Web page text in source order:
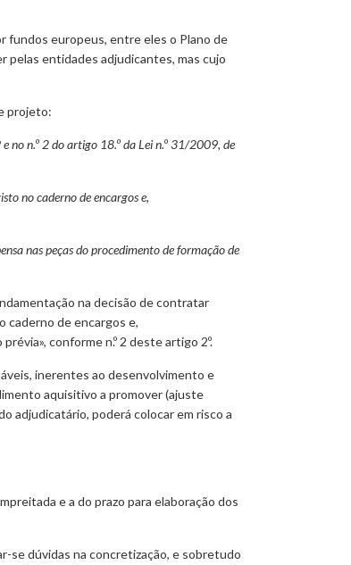
fundos europeus, entre eles o Plano de
pelas entidades adjudicantes, mas cujo
projeto:
no n.º 2 do artigo 18.º da Lei n.º 31/2009, de
no caderno de encargos e,
nas peças do procedimento de formação de
na decisão de contratar
caderno de encargos e,
conforme n.º 2 deste artigo 2º.
inerentes ao desenvolvimento e
aquisitivo a promover (ajuste
adjudicatário, poderá colocar em risco a
e a do prazo para elaboração dos
se dúvidas na concretização, e sobretudo